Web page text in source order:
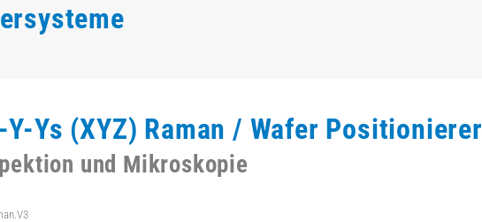
Y-Ys (XYZ) Raman / Wafer Positionierer
und Mikroskopie